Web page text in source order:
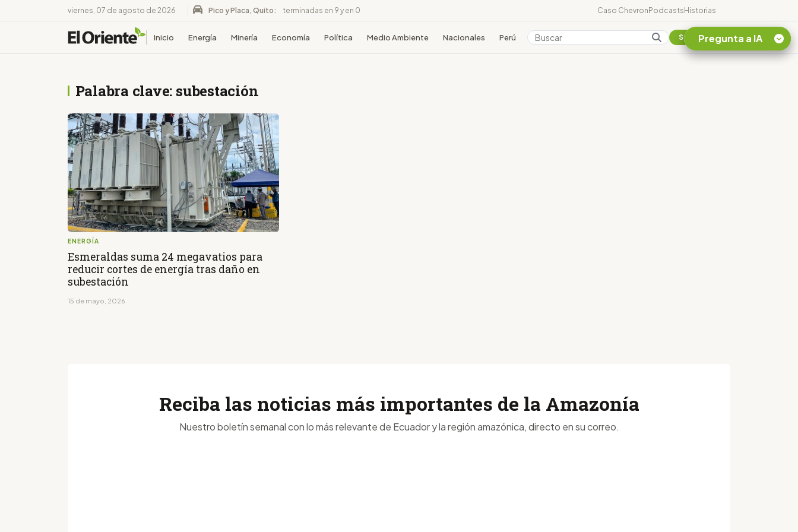
viernes, 07 de agosto de 2026 Pico y Placa, Quito: terminadas en 9 y en 0 Caso ChevronPodcastsHistorias
Inicio Energía Minería Economía Política Medio Ambiente Nacionales Perú Colombia Suscribirse
Palabra clave: subestación
ENERGÍA
Esmeraldas suma 24 megavatios para
reducir cortes de energía tras daño en
subestación
15 de mayo, 2026
Pregunta a IA
Reciba las noticias más importantes de la Amazonía
Nuestro boletín semanal con lo más relevante de Ecuador y la región amazónica, directo en su correo.